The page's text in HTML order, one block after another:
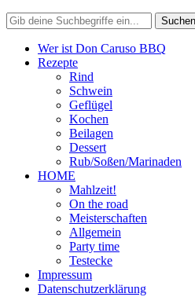
Wer ist Don Caruso BBQ
Rezepte
Rind
Schwein
Geflügel
Kochen
Beilagen
Dessert
Rub/Soßen/Marinaden
HOME
Mahlzeit!
On the road
Meisterschaften
Allgemein
Party time
Testecke
Impressum
Datenschutzerklärung